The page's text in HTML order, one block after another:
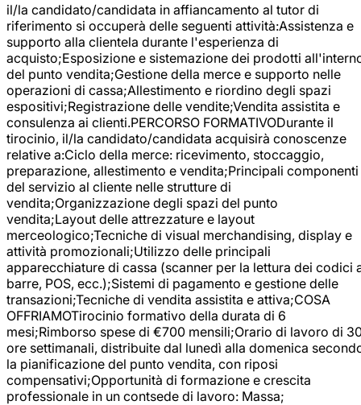
il/la candidato/candidata in affiancamento al tutor di
riferimento si occuperà delle seguenti attività:Assistenza e
supporto alla clientela durante l'esperienza di
acquisto;Esposizione e sistemazione dei prodotti
del punto vendita;Gestione della merce e supporto nelle
operazioni di cassa;Allestimento e riordino degli spazi
espositivi;Registrazione delle vendite;Vendita assistita e
consulenza ai clienti.PERCORSO FORMATIVODurante il
tirocinio, il/la candidato/candidata acquisirà conoscenze
relative a:Ciclo della merce: ricevimento, stoccaggio,
preparazione, allestimento e vendita;Principali componenti
del servizio al cliente nelle strutture di
vendita;Organizzazione degli spazi del punto
vendita;Layout delle attrezzature e layout
merceologico;Tecniche di visual merchandising, display e
attività promozionali;Utilizzo delle principali
apparecchiature di cassa (scanner per la lettura dei codici
barre, POS, ecc.);Sistemi di pagamento e gestione delle
transazioni;Tecniche di vendita assistita e attiva;COSA
OFFRIAMOTirocinio formativo della durata di 6
mesi;Rimborso spese di €700 mensili;Orario di lavoro di
ore settimanali, distribuite dal lunedì alla domenica
la pianificazione del punto vendita, con riposi
compensativi;Opportunità di formazione e crescita
professionale in un contsede di lavoro: Massa;